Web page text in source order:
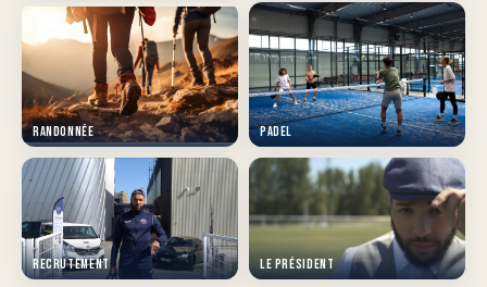
Randonnée Padel
Recrutement Le président